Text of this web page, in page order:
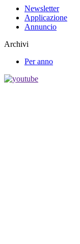
Newsletter
Applicazione
Annuncio
Archivi
Per anno